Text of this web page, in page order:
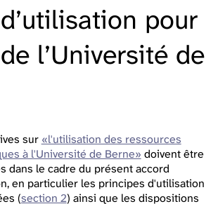
pour
l’Université de
sur «l'utilisation des ressources
à l'Université de Berne» doivent être
dans le cadre du présent accord
en particulier les principes d'utilisation
(section 2) ainsi que les dispositions